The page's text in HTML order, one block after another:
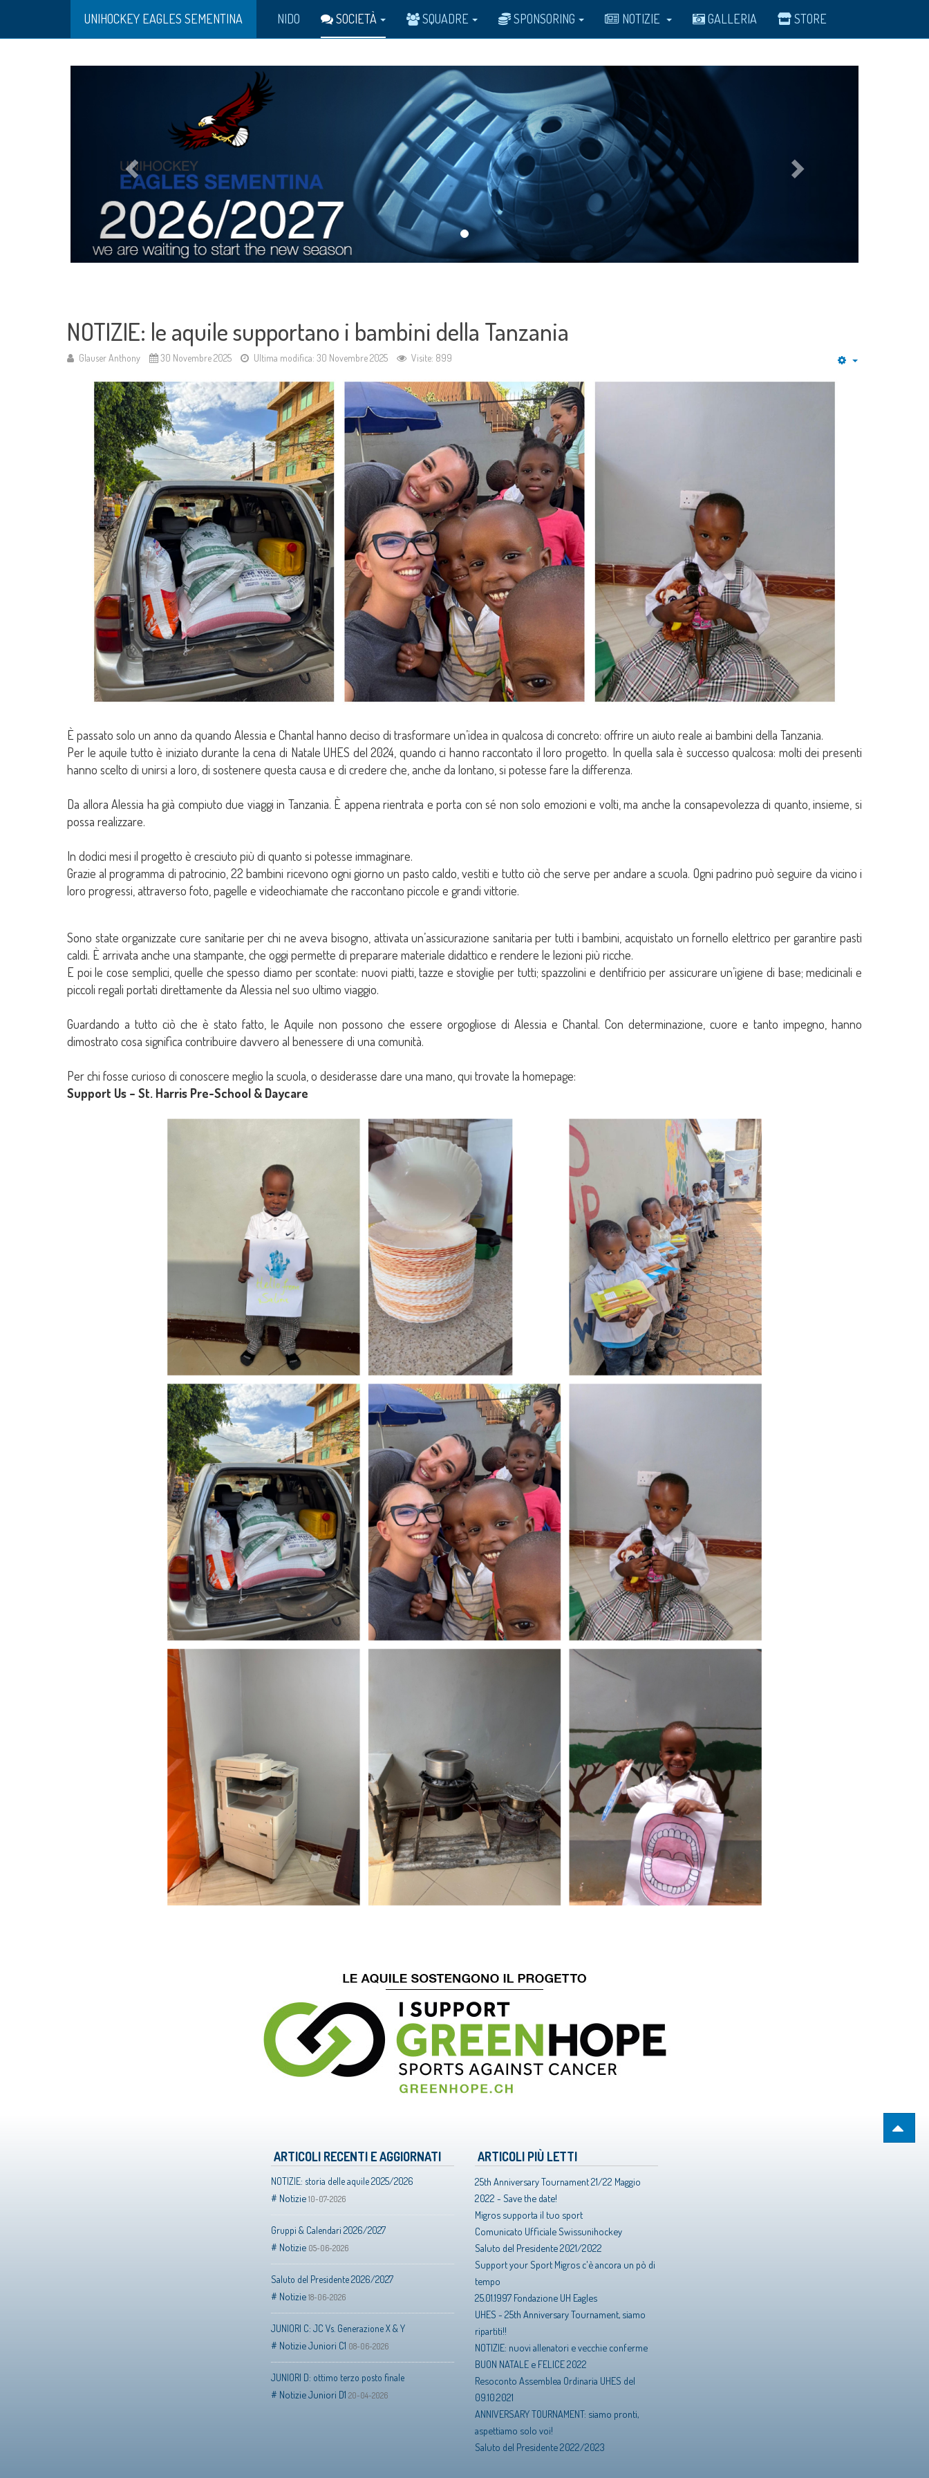
UNIHOCKEY EAGLES SEMENTINA NIDO SOCIETÀ SQUADRE SPONSORING NOTIZIE GALLERIA STORE
NOTIZIE: le aquile supportano i bambini della Tanzania
Glauser Anthony 30 Novembre 2025 Ultima modifica: 30 Novembre 2025
Visite: 899
È passato solo un anno da quando Alessia e Chantal hanno deciso di trasformare un’idea in qualcosa di concreto: offrire un aiuto reale ai bambini della Tanzania.
Per le aquile tutto è iniziato durante la cena di Natale UHES del 2024, quando ci hanno raccontato il loro progetto. In quella sala è successo qualcosa: molti dei presenti
hanno scelto di unirsi a loro, di sostenere questa causa e di credere che, anche da lontano, si potesse fare la differenza.
Da allora Alessia ha già compiuto due viaggi in Tanzania. È appena rientrata e porta con sé non solo emozioni e volti, ma anche la consapevolezza di quanto, insieme, si
possa realizzare.
In dodici mesi il progetto è cresciuto più di quanto si potesse immaginare.
Grazie al programma di patrocinio, 22 bambini ricevono ogni giorno un pasto caldo, vestiti e tutto ciò che serve per andare a scuola. Ogni padrino può seguire da vicino i
loro progressi, attraverso foto, pagelle e videochiamate che raccontano piccole e grandi vittorie.
Sono state organizzate cure sanitarie per chi ne aveva bisogno, attivata un’assicurazione sanitaria per tutti i bambini, acquistato un fornello elettrico per garantire pasti
caldi. È arrivata anche una stampante, che oggi permette di preparare materiale didattico e rendere le lezioni più ricche.
E poi le cose semplici, quelle che spesso diamo per scontate: nuovi piatti, tazze e stoviglie per tutti; spazzolini e dentifricio per assicurare un’igiene di base; medicinali e
piccoli regali portati direttamente da Alessia nel suo ultimo viaggio.
Guardando a tutto ciò che è stato fatto, le Aquile non possono che essere orgogliose di Alessia e Chantal. Con determinazione, cuore e tanto impegno, hanno
dimostrato cosa significa contribuire davvero al benessere di una comunità.
Per chi fosse curioso di conoscere meglio la scuola, o desiderasse dare una mano, qui trovate la homepage:
Support Us – St. Harris Pre-School & Daycare
ARTICOLI RECENTI E AGGIORNATI
NOTIZIE: storia delle aquile 2025/2026
Notizie 10-07-2026
Gruppi & Calendari 2026/2027
Notizie 05-06-2026
Saluto del Presidente 2026/2027
Notizie 18-06-2026
JUNIORI C: JC Vs. Generazione X & Y
Notizie Juniori C1 08-06-2026
JUNIORI D: ottimo terzo posto finale
Notizie Juniori D1 20-04-2026
ARTICOLI PIÙ LETTI
25th Anniversary Tournament 21/22 Maggio
2022 - Save the date!
Migros supporta il tuo sport
Comunicato Ufficiale Swissunihockey
Saluto del Presidente 2021/2022
Support your Sport Migros c'è ancora un pò di
tempo
25.01.1997 Fondazione UH Eagles
UHES - 25th Anniversary Tournament, siamo
ripartiti!!
NOTIZIE: nuovi allenatori e vecchie conferme
BUON NATALE e FELICE 2022
Resoconto Assemblea Ordinaria UHES del
09.10.2021
ANNIVERSARY TOURNAMENT: siamo pronti,
aspettiamo solo voi!
Saluto del Presidente 2022/2023